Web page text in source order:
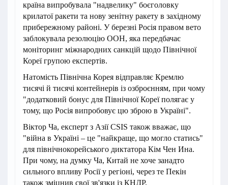
країна випробувала "надвелику" боєголовку
крилатої ракети та нову зенітну ракету в західному
прибережному районі. У березні Росія правом вето
заблокувала резолюцію ООН, яка передбачає
моніторинг міжнародних санкцій щодо Північної
Кореї групою експертів.
Натомість Північна Корея відправляє Кремлю
тисячі й тисячі контейнерів із озброєнням, при чому
"додатковий бонус для Північної Кореї полягає у
тому, що Росія випробовує цю зброю в Україні".
Віктор Ча, експерт з Азії CSIS також вважає, що
"війна в Україні – це "найкраще, що могло статись"
для північнокорейського диктатора Кім Чен Ина.
При чому, на думку Ча, Китай не хоче занадто
сильного впливу Росії у регіоні, через те Пекін
також зміцнив свої зв'язки із КНДР.